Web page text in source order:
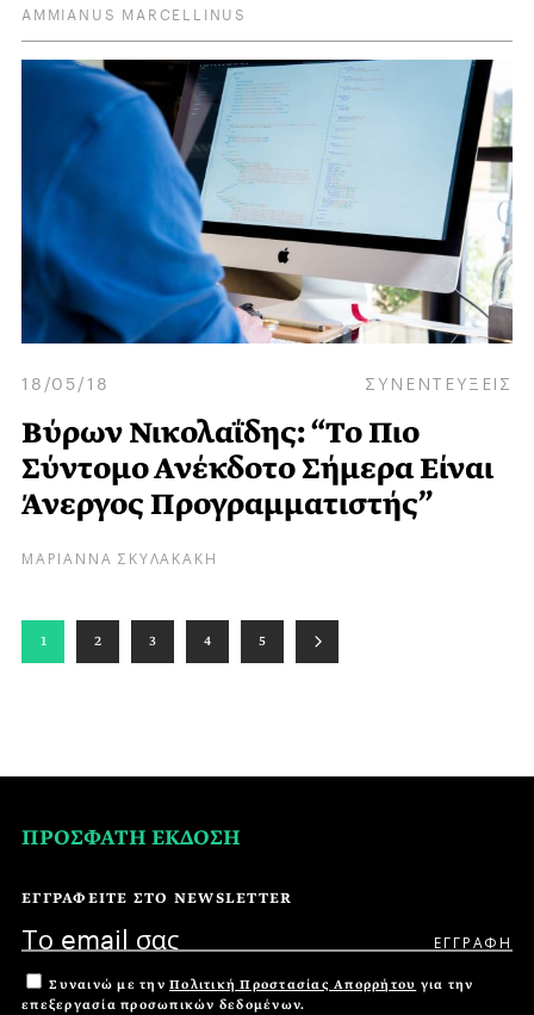
AMMIANUS MARCELLINUS
18/05/18 ΣΥΝΕΝΤΕΥΞΕΙΣ
Βύρων Νικολαΐδης: “Το Πιο
Σύντομο Ανέκδοτο Σήμερα Είναι
Άνεργος Προγραμματιστής”
ΜΑΡΙΑΝΝΑ ΣΚΥΛΑΚΑΚΗ
1 2 3 4 5
ΠΡΟΣΦΑΤΗ ΕΚΔΟΣΗ
ΕΓΓΡΑΦΕΙΤΕ ΣΤΟ NEWSLETTER
Συναινώ με την Πολιτική Προστασίας Απορρήτου για την
επεξεργασία προσωπικών δεδομένων.